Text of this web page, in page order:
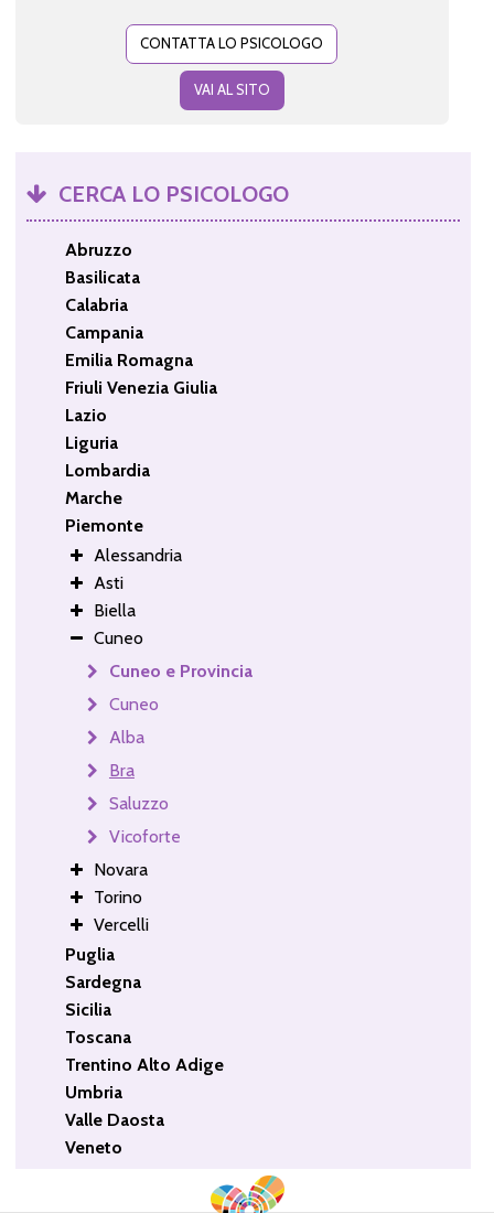
CONTATTA LO PSICOLOGO
VAI AL SITO
CERCA LO PSICOLOGO
Abruzzo
Basilicata
Calabria
Campania
Emilia Romagna
Friuli Venezia Giulia
Lazio
Liguria
Lombardia
Marche
Piemonte
Alessandria
Asti
Biella
Cuneo
Cuneo e Provincia
Cuneo
Alba
Bra
Saluzzo
Vicoforte
Novara
Torino
Vercelli
Puglia
Sardegna
Sicilia
Toscana
Trentino Alto Adige
Umbria
Valle Daosta
Veneto